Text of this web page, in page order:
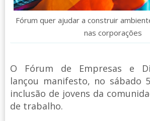
Fórum quer ajudar a construir
nas corporações
O Fórum de Empresas e
lançou manifesto, no sábado
inclusão de jovens da
de trabalho.